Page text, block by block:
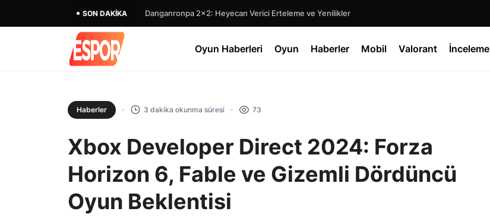
SON DAKIKA Danganronpa 2×2: Heyecan Verici Erteleme ve Yenilikler
Oyun Haberleri Oyun Haberler Mobil Valorant İnceleme
Haberler 3 dakika okunma süresi 73
Xbox Developer Direct 2024: Forza
Horizon 6, Fable ve Gizemli Dördüncü
Oyun Beklentisi